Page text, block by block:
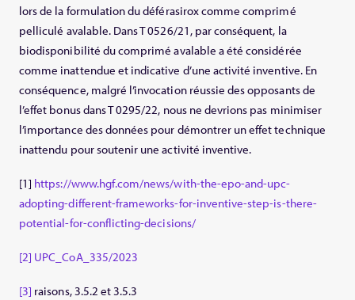
lors de la formulation du déférasirox comme comprimé
pelliculé avalable. Dans T 0526/21, par conséquent, la
biodisponibilité du comprimé avalable a été considérée
comme inattendue et indicative d’une activité inventive. En
conséquence, malgré l’invocation réussie des opposants de
l’effet bonus dans T 0295/22, nous ne devrions pas minimiser
l’importance des données pour démontrer un effet technique
inattendu pour soutenir une activité inventive.
[1] https://www.hgf.com/news/with-the-epo-and-upc-
adopting-different-frameworks-for-inventive-step-is-there-
potential-for-conflicting-decisions/
[2] UPC_CoA_335/2023
[3] raisons, 3.5.2 et 3.5.3